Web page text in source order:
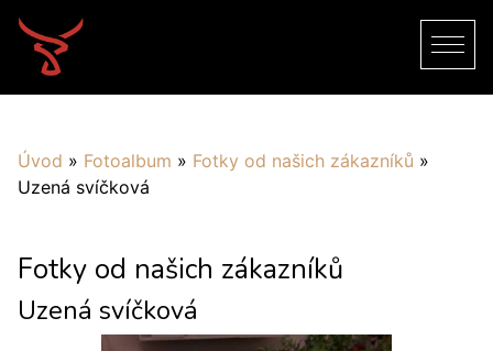
Úvod » Fotoalbum » Fotky od našich zákazníků »
Uzená svíčková
Fotky od našich zákazníků
Uzená svíčková